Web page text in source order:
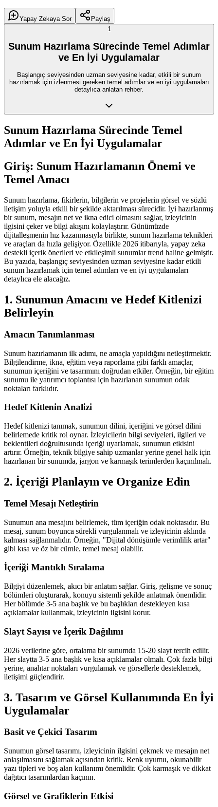
Yapay Zekaya Sor
Paylaş
1
Sunum Hazırlama Sürecinde Temel Adımlar
ve En İyi Uygulamalar
Başlangıç seviyesinden uzman seviyesine kadar, etkili bir sunum
hazırlamak için izlenmesi gereken temel adımlar ve en iyi uygulamaları
detaylıca anlatan rehber.
Sunum Hazırlama Sürecinde Temel
Adımlar ve En İyi Uygulamalar
Giriş: Sunum Hazırlamanın Önemi ve
Temel Amacı
Sunum hazırlama, fikirlerin, bilgilerin ve projelerin görsel ve sözlü
iletişim yoluyla etkili bir şekilde aktarılması sürecidir. İyi hazırlanmış
bir sunum, mesajın net ve ikna edici olmasını sağlar, izleyicinin
ilgisini çeker ve bilgi akışını kolaylaştırır. Günümüzde
dijitalleşmenin hız kazanmasıyla birlikte, sunum hazırlama teknikleri
ve araçları da hızla gelişiyor. Özellikle 2026 itibarıyla, yapay zeka
destekli içerik önerileri ve etkileşimli sunumlar trend haline gelmiştir.
Bu yazıda, başlangıç seviyesinden uzman seviyesine kadar etkili
sunum hazırlamak için temel adımları ve en iyi uygulamaları
detaylıca ele alacağız.
1. Sunumun Amacını ve Hedef Kitlenizi
Belirleyin
Amacın Tanımlanması
Sunum hazırlamanın ilk adımı, ne amaçla yapıldığını netleştirmektir.
Bilgilendirme, ikna, eğitim veya raporlama gibi farklı amaçlar,
sunumun içeriğini ve tasarımını doğrudan etkiler. Örneğin, bir eğitim
sunumu ile yatırımcı toplantısı için hazırlanan sunumun odak
noktaları farklıdır.
Hedef Kitlenin Analizi
Hedef kitlenizi tanımak, sunumun dilini, içeriğini ve görsel dilini
belirlemede kritik rol oynar. İzleyicilerin bilgi seviyeleri, ilgileri ve
beklentileri doğrultusunda içeriği uyarlamak, sunumun etkisini
artırır. Örneğin, teknik bilgiye sahip uzmanlar yerine genel halk için
hazırlanan bir sunumda, jargon ve karmaşık terimlerden kaçınılmalı.
2. İçeriği Planlayın ve Organize Edin
Temel Mesajı Netleştirin
Sunumun ana mesajını belirlemek, tüm içeriğin odak noktasıdır. Bu
mesaj, sunum boyunca sürekli vurgulanmalı ve izleyicinin aklında
kalması sağlanmalıdır. Örneğin, "Dijital dönüşümle verimlilik artar"
gibi kısa ve öz bir cümle, temel mesaj olabilir.
İçeriği Mantıklı Sıralama
Bilgiyi düzenlemek, akıcı bir anlatım sağlar. Giriş, gelişme ve sonuç
bölümleri oluşturarak, konuyu sistemli şekilde anlatmak önemlidir.
Her bölümde 3-5 ana başlık ve bu başlıkları destekleyen kısa
açıklamalar kullanmak, izleyicinin ilgisini korur.
Slayt Sayısı ve İçerik Dağılımı
2026 verilerine göre, ortalama bir sunumda 15-20 slayt tercih edilir.
Her slaytta 3-5 ana başlık ve kısa açıklamalar olmalı. Çok fazla bilgi
yerine, anahtar noktaları vurgulamak ve görsellerle desteklemek,
iletişimi güçlendirir.
3. Tasarım ve Görsel Kullanımında En İyi
Uygulamalar
Basit ve Çekici Tasarım
Sunumun görsel tasarımı, izleyicinin ilgisini çekmek ve mesajın net
anlaşılmasını sağlamak açısından kritik. Renk uyumu, okunabilir
yazı tipleri ve boş alan kullanımı önemlidir. Çok karmaşık ve dikkat
dağıtıcı tasarımlardan kaçının.
Görsel ve Grafiklerin Etkisi